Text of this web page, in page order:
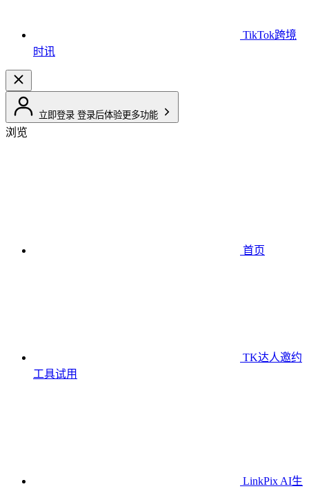
TikTok跨境
时讯
立即登录 登录后体验更多功能
浏览
首页
TK达人邀约
工具试用
LinkPix AI生